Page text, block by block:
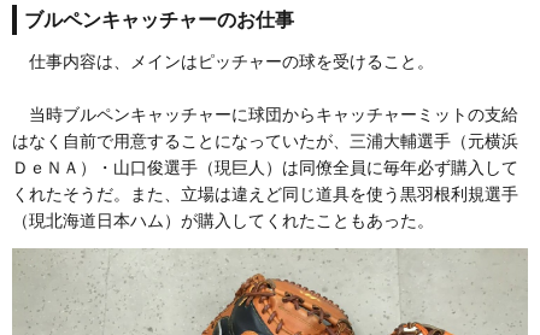
ブルペンキャッチャーのお仕事
仕事内容は、メインはピッチャーの球を受けること。
当時ブルペンキャッチャーに球団からキャッチャーミットの支給
はなく自前で用意することになっていたが、三浦大輔選手（元横浜
ＤｅＮＡ）・山口俊選手（現巨人）は同僚全員に毎年必ず購入して
くれたそうだ。また、立場は違えど同じ道具を使う黒羽根利規選手
（現北海道日本ハム）が購入してくれたこともあった。